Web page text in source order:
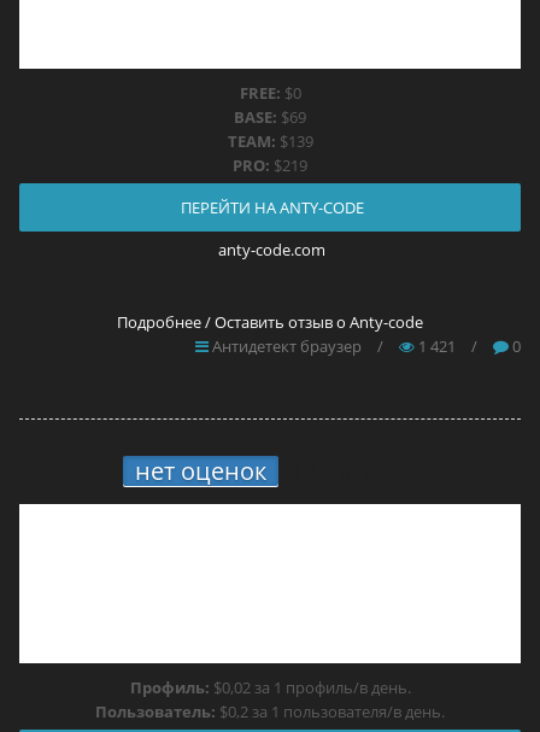
FREE: $0
BASE: $69
TEAM: $139
PRO: $219
ПЕРЕЙТИ НА ANTY-CODE
anty-code.com
Подробнее / Оставить отзыв о Anty-code
Антидетект браузер
/ 1 421 / 0
нет оценок
Профиль: $0,02 за 1 профиль/в день.
Пользователь: $0,2 за 1 пользователя/в день.